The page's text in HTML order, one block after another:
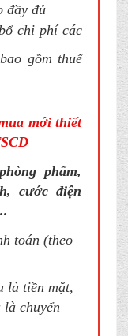
đầy đủ
chi phí các
gồm thuế
mới thiết
phẩm,
cước điện
toán (theo
là tiền mặt,
là chuyển